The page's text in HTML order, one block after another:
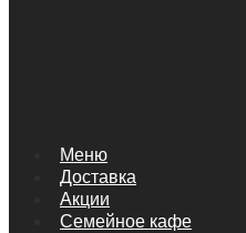
Меню
Доставка
Акции
Семейное кафе